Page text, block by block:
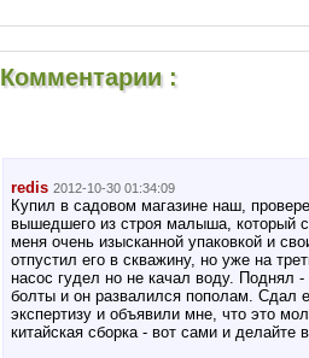
Комментарии :
redis 2012-10-30 01:34:09
Купил в садовом магазине наш,
вышедшего из строя малыша, который
меня очень изысканной упаковкой и
отпустил его в скважину, но уже на
насос гудел но не качал воду. Поднял -
болты и он развалился пополам. Сдал
экспертизу и объявили мне, что это
китайская сборка - вот сами и делайте